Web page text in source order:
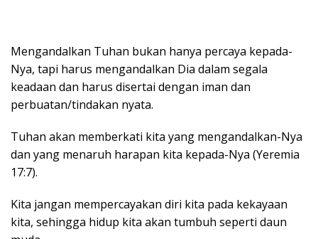
Mengandalkan Tuhan bukan hanya percaya kepada-
Nya, tapi harus mengandalkan Dia dalam segala
keadaan dan harus disertai dengan iman dan
perbuatan/tindakan nyata.
Tuhan akan memberkati kita yang mengandalkan-Nya
dan yang menaruh harapan kita kepada-Nya (Yeremia
17:7).
Kita jangan mempercayakan diri kita pada kekayaan
kita, sehingga hidup kita akan tumbuh seperti daun